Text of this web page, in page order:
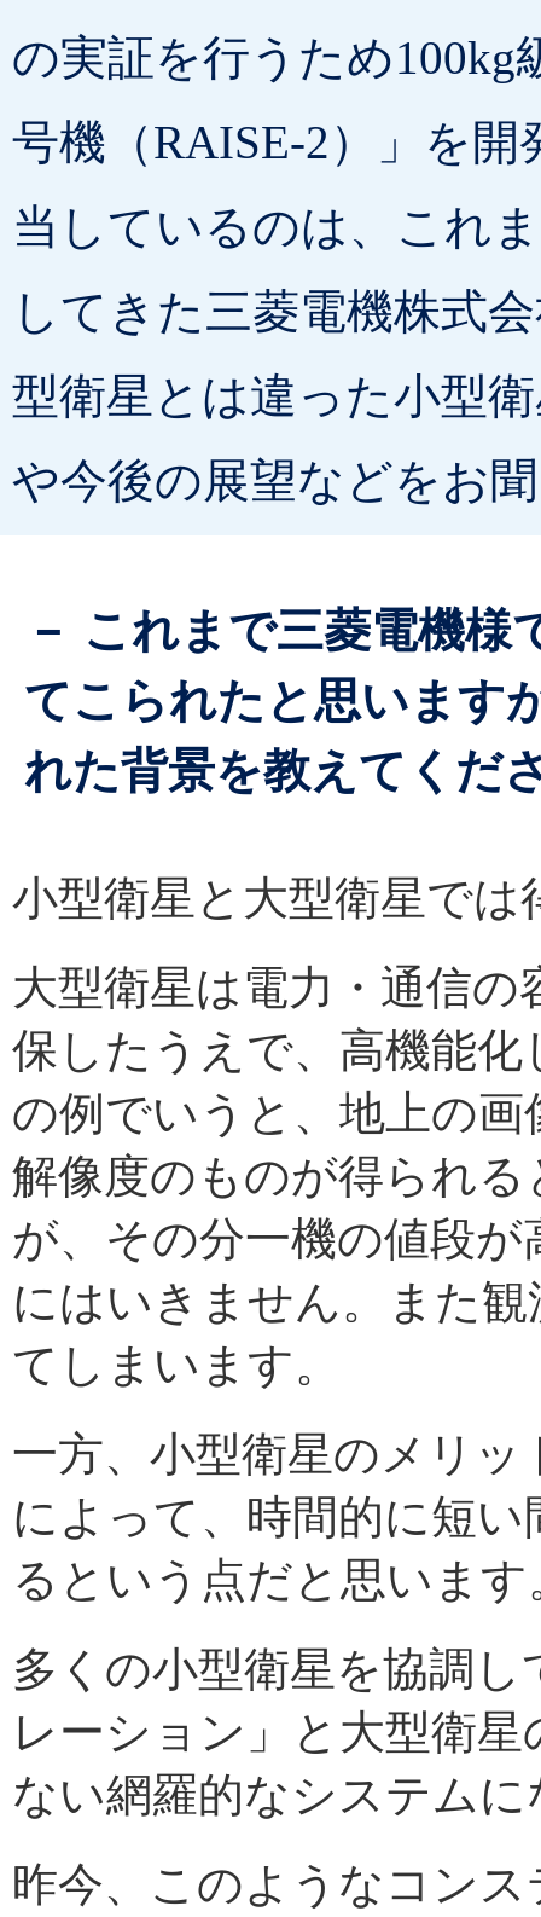
の実証を行うため100kg
号機（RAISE-2）」を
当しているのは、これ
してきた三菱電機株式
型衛星とは違った小型
や今後の展望などをお
－ これまで三菱電機
てこられたと思います
れた背景を教えてくだ
小型衛星と大型衛星で
大型衛星は電力・通信
保したうえで、高機能
の例でいうと、地上の
解像度のものが得られ
が、その分一機の値段
にはいきません。また
てしまいます。
一方、小型衛星のメリ
によって、時間的に短
るという点だと思います
多くの小型衛星を協調
レーション」と大型衛
ない網羅的なシステム
昨今、このようなコン